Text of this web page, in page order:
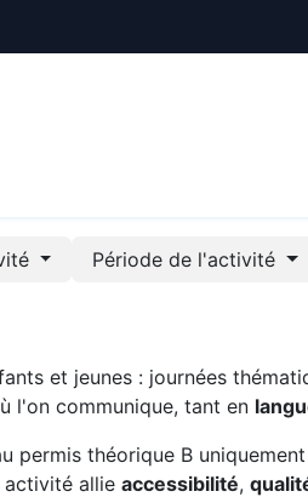
Période de l'activité
et jeunes : journées
l'on communique, tant en
permis théorique B
activité allie accessibilité,